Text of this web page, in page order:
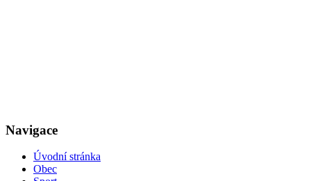
Navigace
Úvodní stránka
Obec